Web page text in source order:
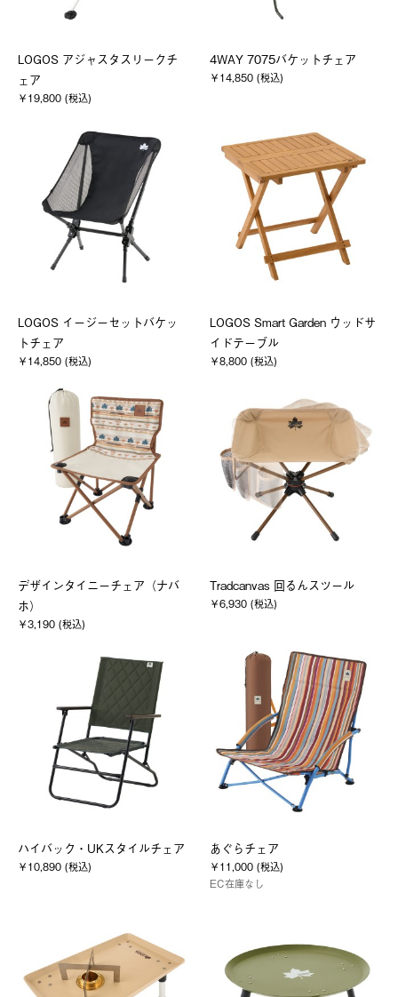
LOGOS アジャスタスリークチ
ェア
￥19,800 (税込)
4WAY 7075バケットチェア
￥14,850 (税込)
LOGOS イージーセットバケッ
トチェア
￥14,850 (税込)
LOGOS Smart Garden ウッドサ
イドテーブル
￥8,800 (税込)
デザインタイニーチェア（ナバ
ホ）
￥3,190 (税込)
Tradcanvas 回るんスツール
￥6,930 (税込)
ハイバック・UKスタイルチェア
￥10,890 (税込)
あぐらチェア
￥11,000 (税込)
EC在庫なし